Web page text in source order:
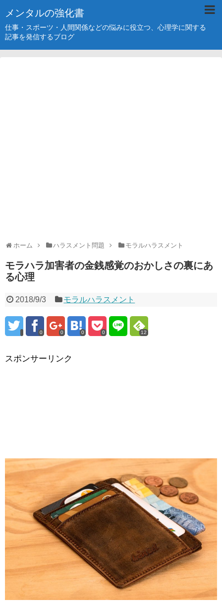
メンタルの強化書
仕事・スポーツ・人間関係などの悩みに役立つ、心理学に関する
記事を発信するブログ
ホーム ハラスメント問題 モラルハラスメント
モラハラ加害者の金銭感覚のおかしさの裏にあ
る心理
2018/9/3 モラルハラスメント
0 0 0 0 12
スポンサーリンク